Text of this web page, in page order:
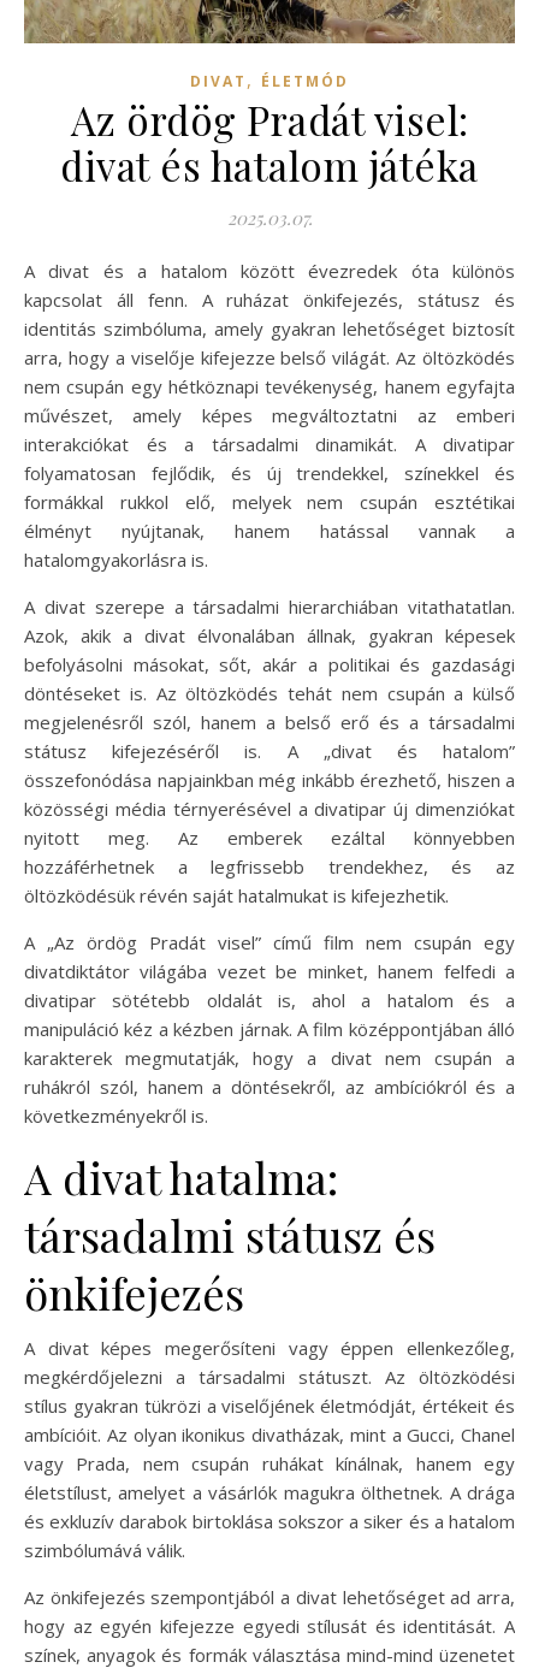
DIVAT , ÉLETMÓD
Az ördög Pradát visel:
divat és hatalom játéka
2025.03.07.
A divat és a hatalom között évezredek óta különös
kapcsolat áll fenn. A ruházat önkifejezés, státusz és
identitás szimbóluma, amely gyakran lehetőséget biztosít
arra, hogy a viselője kifejezze belső világát. Az öltözködés
nem csupán egy hétköznapi tevékenység, hanem egyfajta
művészet, amely képes megváltoztatni az emberi
interakciókat és a társadalmi dinamikát. A divatipar
folyamatosan fejlődik, és új trendekkel, színekkel és
formákkal rukkol elő, melyek nem csupán esztétikai
élményt nyújtanak, hanem hatással vannak a
hatalomgyakorlásra is.
A divat szerepe a társadalmi hierarchiában vitathatatlan.
Azok, akik a divat élvonalában állnak, gyakran képesek
befolyásolni másokat, sőt, akár a politikai és gazdasági
döntéseket is. Az öltözködés tehát nem csupán a külső
megjelenésről szól, hanem a belső erő és a társadalmi
státusz kifejezéséről is. A „divat és hatalom”
összefonódása napjainkban még inkább érezhető, hiszen a
közösségi média térnyerésével a divatipar új dimenziókat
nyitott meg. Az emberek ezáltal könnyebben
hozzáférhetnek a legfrissebb trendekhez, és az
öltözködésük révén saját hatalmukat is kifejezhetik.
A „Az ördög Pradát visel” című film nem csupán egy
divatdiktátor világába vezet be minket, hanem felfedi a
divatipar sötétebb oldalát is, ahol a hatalom és a
manipuláció kéz a kézben járnak. A film középpontjában álló
karakterek megmutatják, hogy a divat nem csupán a
ruhákról szól, hanem a döntésekről, az ambíciókról és a
következményekről is.
A divat hatalma:
társadalmi státusz és
önkifejezés
A divat képes megerősíteni vagy éppen ellenkezőleg,
megkérdőjelezni a társadalmi státuszt. Az öltözködési
stílus gyakran tükrözi a viselőjének életmódját, értékeit és
ambícióit. Az olyan ikonikus divatházak, mint a Gucci, Chanel
vagy Prada, nem csupán ruhákat kínálnak, hanem egy
életstílust, amelyet a vásárlók magukra ölthetnek. A drága
és exkluzív darabok birtoklása sokszor a siker és a hatalom
szimbólumává válik.
Az önkifejezés szempontjából a divat lehetőséget ad arra,
hogy az egyén kifejezze egyedi stílusát és identitását. A
színek, anyagok és formák választása mind-mind üzenetet